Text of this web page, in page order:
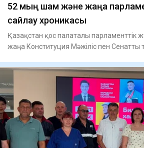
52 мың шам және жаңа
сайлау хроникасы
Қазақстан қос палаталы парламенттік
жаңа Конституция Мәжіліс пен Сенатты